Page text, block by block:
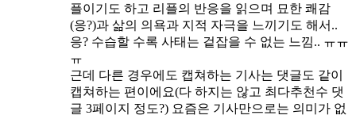
플이기도 하고 리플의 반응을 읽으며 묘한 쾌감
(응?)과 삶의 의욕과 지적 자극을 느끼기도 해서..
응? 수습할 수록 사태는 겉잡을 수 없는 느낌.. ㅠㅠ
ㅠ
근데 다른 경우에도 캡쳐하는 기사는 댓글도 같이
캡쳐하는 편이에요(다 하지는 않고 최다추천수 댓
글 3페이지 정도?) 요즘은 기사만으로는 의미가 없